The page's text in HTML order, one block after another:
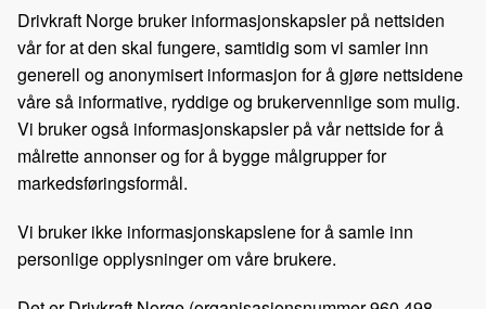
e
b
o
k
k
e
d
n
o
s
t
Drivkraft Norge bruker informasjonskapsler på nettsiden
vår for at den skal fungere, samtidig som vi samler inn
generell og anonymisert informasjon for å gjøre nettsidene
våre så informative, ryddige og brukervennlige som mulig.
Vi bruker også informasjonskapsler på vår nettside for å
målrette annonser og for å bygge målgrupper for
markedsføringsformål.
Vi bruker ikke informasjonskapslene for å samle inn
personlige opplysninger om våre brukere.